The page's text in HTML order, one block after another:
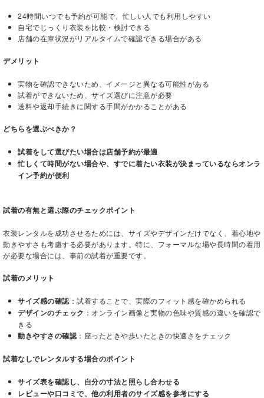
24時間いつでも予約が可能で、忙しい人でも利用しやすい
自宅でじっくり衣装を比較・検討できる
店舗の在庫状況がリアルタイムで確認できる場合がある
デメリット
実物を確認できないため、イメージと異なる可能性がある
試着ができないため、サイズ選びに注意が必要
送料や返却手続きに関する手間がかかることがある
どちらを選ぶべきか？
試着をして選びたい場合は店舗予約が最適
忙しくて時間がない場合や、すでに着たい衣装が決まっているならオンラ
イン予約が便利
試着の有無と選ぶ際のチェックポイント
衣装レンタルを成功させるためには、サイズやデザインだけでなく、着心地や
動きやすさも考慮する必要があります。特に、フォーマルな場や長時間の着用
が必要な場合には、事前の試着が重要です。
試着のメリット
サイズ感の確認 ：試着することで、実際のフィット感を確かめられる
デザインのチェック ：オンライン画像と実物の色味や質感の違いを確認で
きる
動きやすさの確認 ：座ったときや歩いたときの快適さをチェック
試着なしでレンタルする場合のポイント
サイズ表を確認し、自分の寸法と照らし合わせる
レビューや口コミで、他の利用者のサイズ感を参考にする